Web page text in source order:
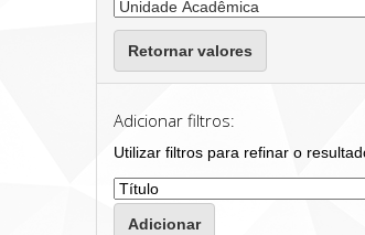
Retornar valores
Adicionar filtros:
Utilizar filtros para refinar o